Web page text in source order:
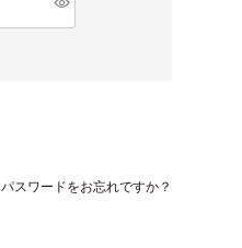
パスワードをお忘れですか？